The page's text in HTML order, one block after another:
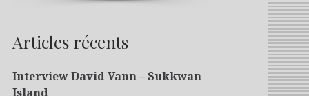
Articles récents
Interview David Vann – Sukkwan
Island